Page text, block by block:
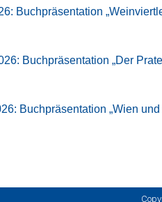
Buchpräsentation
Buchpräsentation „Der
Buchpräsentation „Wien